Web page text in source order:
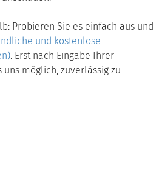
Probieren Sie es einfach aus und
und kostenlose
. Erst nach Eingabe Ihrer
möglich, zuverlässig zu